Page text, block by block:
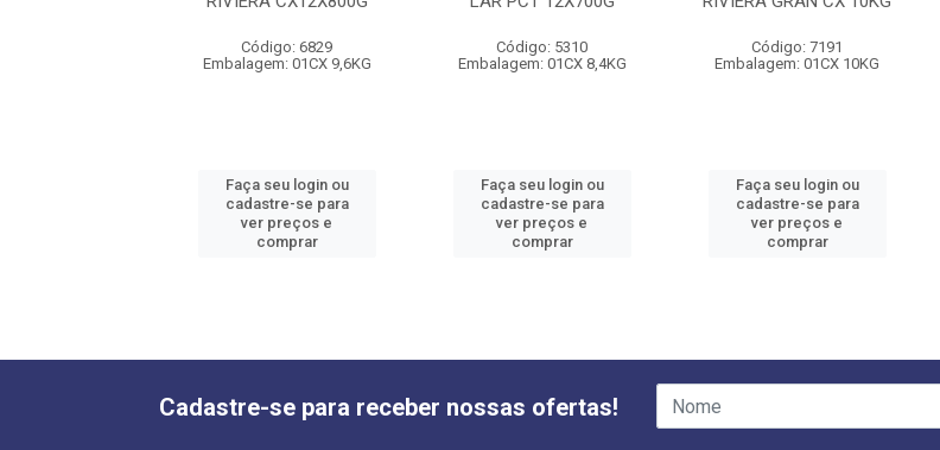
Código: 6829
Embalagem: 01CX 9,6KG
Faça seu login ou
cadastre-se para
ver preços e
comprar
Código: 5310
Embalagem: 01CX 8,4KG
Faça seu login ou
cadastre-se para
ver preços e
comprar
Código: 7191
Embalagem: 01CX 10KG
Faça seu login ou
cadastre-se para
ver preços e
comprar
Cadastre-se para receber nossas ofertas!